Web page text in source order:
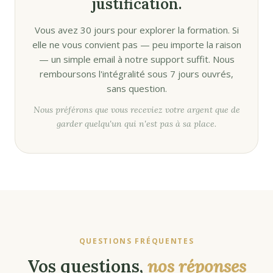
justification.
Vous avez 30 jours pour explorer la formation. Si
elle ne vous convient pas — peu importe la raison
— un simple email à notre support suffit. Nous
remboursons l'intégralité sous 7 jours ouvrés,
sans question.
Nous préférons que vous receviez votre argent que de
garder quelqu'un qui n'est pas à sa place.
QUESTIONS FRÉQUENTES
Vos questions, nos réponses